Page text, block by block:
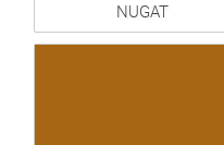
NUGAT